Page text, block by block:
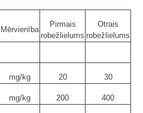
Mērvienība
Pirmais
robežlielums
Otrais
robežlielums
mg/kg 20 30
mg/kg 200 400